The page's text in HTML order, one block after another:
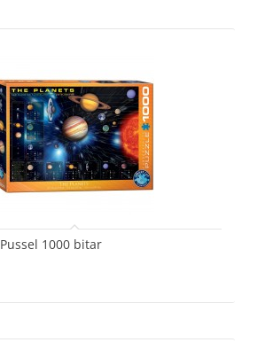
1000 bitar